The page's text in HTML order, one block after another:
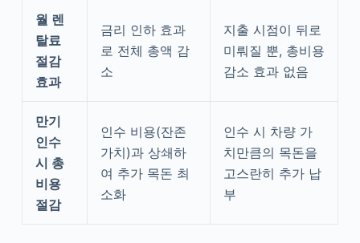
월 렌
탈료
절감
효과
금리 인하 효과
로 전체 총액 감
소
지출 시점이 뒤로
미뤄질 뿐, 총비용
감소 효과 없음
만기
인수
시 총
비용
절감
인수 비용(잔존
가치)과 상쇄하
여 추가 목돈 최
소화
인수 시 차량 가
치만큼의 목돈을
고스란히 추가 납
부